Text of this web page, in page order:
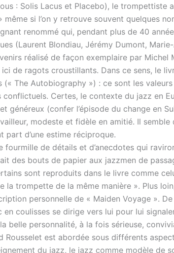
: Solis Lacus et Placebo), le
même si l’on y retrouve souvent quelques
renommé qui, pendant plus de 40
(Laurent Blondiau, Jérémy Dumont,
réalisé de façon exemplaire par Michel
de ragots croustillants. Dans ce sens, le
(« The Autobiography ») : ce sont les
conflictuels. Certes, le contexte du jazz en
généreux (confer l’épisode du change en
modeste et fidèle en amitié. Il semble
part d’une estime réciproque.
fourmille de détails et d’anecdotes qui
des bouts de papier aux jazzmen de
sont reproduits dans le livre comme
la trompette de la même manière ». Plus
personnelle de « Maiden Voyage ».
en coulisses se dirige vers lui pour lui
belle personnalité, à la fois sérieuse,
Rousselet est abordée sous différents
du jazz, le jazz comme modèle